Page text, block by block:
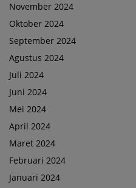
November 2024
Oktober 2024
September 2024
Agustus 2024
Juli 2024
Juni 2024
Mei 2024
April 2024
Maret 2024
Februari 2024
Januari 2024